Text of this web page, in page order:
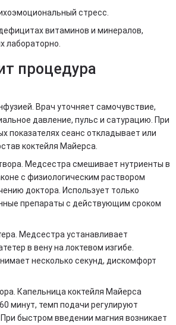
стресс.
витаминов и минералов​,
лабораторно.
процедура
Врач уточняет самочувствие,
давление, пульс и сатурацию. При
показателях сеанс откладывает или
коктейля Майерса.
Медсестра смешивает нутриенты в
с физиологическим раствором
доктора. Использует только
препараты с действующим сроком
Медсестра устанавливает
в вену на локтевом изгибе.
несколько секунд, дискомфорт
Капельница коктейля Майерса
минут, темп подачи регулируют
быстром введении магния возникает